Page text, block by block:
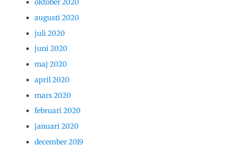
oktober 2020
augusti 2020
juli 2020
juni 2020
maj 2020
april 2020
mars 2020
februari 2020
januari 2020
december 2019